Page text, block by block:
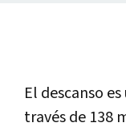
El descanso
través de 138